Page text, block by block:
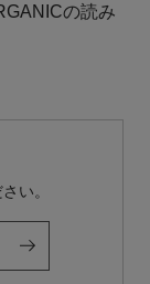
の読み
い。